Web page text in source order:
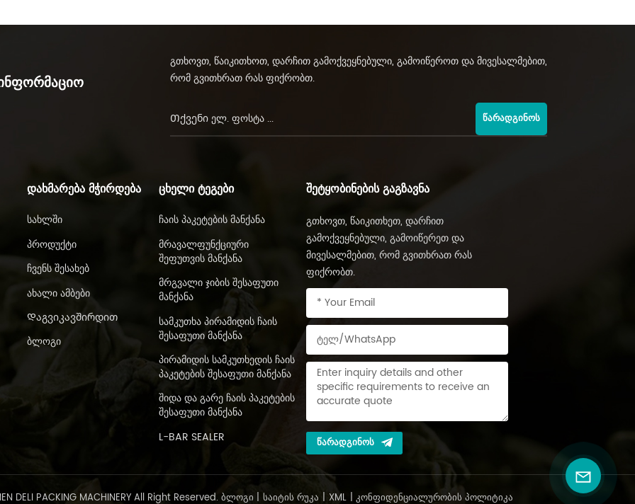
გთხოვთ, წაიკითხოთ, დარჩით გამოქვეყნებული, გამოიწეროთ და მივესალმებით,
რომ გვითხრათ რას ფიქრობთ.
ᲬᲐᲠᲐᲓᲒᲘᲜᲝᲡ
ᲓᲐᲮᲛᲐᲠᲔᲑᲐ ᲛᲭᲘᲠᲓᲔᲑᲐ
Სახლში
Პროდუქტი
Ჩვენს Შესახებ
Ახალი Ამბები
Დაგვიკავშირდით
Ბლოგი
ᲪᲮᲔᲚᲘ ᲢᲔᲒᲔᲑᲘ
Ჩაის Პაკეტების Მანქანა
Მრავალფუნქციური
Შეფუთვის Მანქანა
Მრგვალი Ჯიბის Შესაფუთი
Მანქანა
Სამკუთხა Პირამიდის Ჩაის
Შესაფუთი Მანქანა
Პირამიდის Სამკუთხედის Ჩაის
Პაკეტების Შესაფუთი Მანქანა
Შიდა Და Გარე Ჩაის Პაკეტების
Შესაფუთი Მანქანა
L-BAR SEALER
ᲨᲔᲢᲧᲝᲑᲘᲜᲔᲑᲘᲡ ᲒᲐᲒᲖᲐᲕᲜᲐ
გთხოვთ, წაიკითხეთ, დარჩით
გამოქვეყნებული, გამოიწერეთ და
მივესალმებით, რომ გვითხრათ რას
ფიქრობთ.
ᲬᲐᲠᲐᲓᲒᲘᲜᲝᲡ
PACKING MACHINERY All Right Reserved. ᲑᲚᲝᲒᲘ | ᲡᲐᲘᲢᲘᲡ ᲠᲣᲙᲐ | XML | ᲙᲝᲜᲤᲘᲓᲔᲜᲪᲘᲐᲚᲣᲠᲝᲑᲘᲡ ᲞᲝᲚᲘᲢᲘᲙᲐ